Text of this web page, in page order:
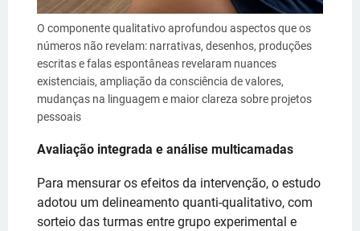
O componente qualitativo aprofundou aspectos que os
números não revelam: narrativas, desenhos, produções
escritas e falas espontâneas revelaram nuances
existenciais, ampliação da consciência de valores,
mudanças na linguagem e maior clareza sobre projetos
pessoais
Avaliação integrada e análise multicamadas
Para mensurar os efeitos da intervenção, o estudo
adotou um delineamento quanti-qualitativo, com
sorteio das turmas entre grupo experimental e